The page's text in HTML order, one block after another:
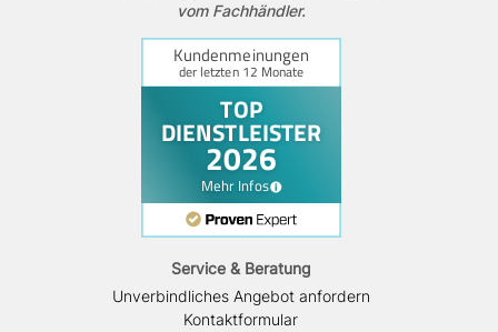
vom Fachhändler.
Service & Beratung
Unverbindliches Angebot anfordern
Kontaktformular